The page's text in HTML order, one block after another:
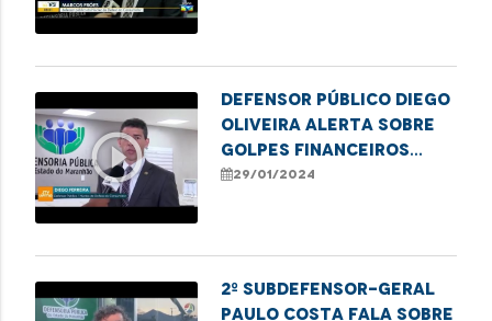
play_circle_outline
Defensor público Diego
Oliveira alerta sobre
golpes financeiros
contra idosos
29/01/2024
2º Subdefensor-Geral
Paulo Costa fala sobre